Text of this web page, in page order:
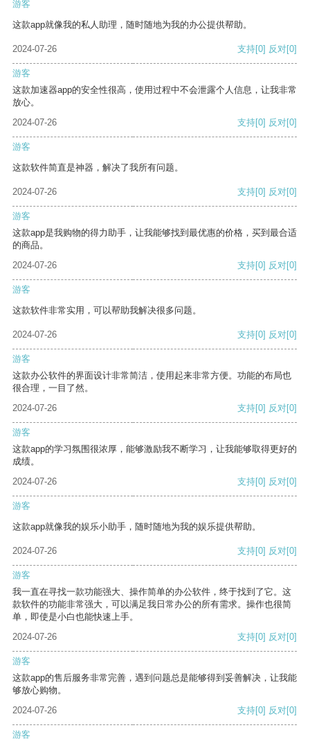
游客
这款app就像我的私人助理，随时随地为我的办公提供帮助。
2024-07-26 支持[0] 反对[0]
游客
这款加速器app的安全性很高，使用过程中不会泄露个人信息，让我非常
放心。
2024-07-26
支持[0] 反对[0]
游客
这款软件简直是神器，解决了我所有问题。
2024-07-26 支持[0] 反对[0]
游客
这款app是我购物的得力助手，让我能够找到最优惠的价格，买到最合适
的商品。
2024-07-26
支持[0] 反对[0]
游客
这款软件非常实用，可以帮助我解决很多问题。
2024-07-26 支持[0] 反对[0]
游客
这款办公软件的界面设计非常简洁，使用起来非常方便。功能的布局也
很合理，一目了然。
2024-07-26
支持[0] 反对[0]
游客
这款app的学习氛围很浓厚，能够激励我不断学习，让我能够取得更好的
成绩。
2024-07-26
支持[0] 反对[0]
游客
这款app就像我的娱乐小助手，随时随地为我的娱乐提供帮助。
2024-07-26 支持[0] 反对[0]
游客
我一直在寻找一款功能强大、操作简单的办公软件，终于找到了它。这
款软件的功能非常强大，可以满足我日常办公的所有需求。操作也很简
单，即使是小白也能快速上手。
2024-07-26
支持[0] 反对[0]
游客
这款app的售后服务非常完善，遇到问题总是能够得到妥善解决，让我能
够放心购物。
2024-07-26
支持[0] 反对[0]
游客